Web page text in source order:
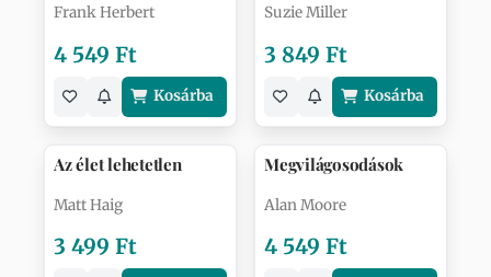
Frank Herbert
4 549 Ft
Kosárba
Suzie Miller
3 849 Ft
Kosárba
Az élet lehetetlen
Matt Haig
3 499 Ft
Megvilágosodások
Alan Moore
4 549 Ft